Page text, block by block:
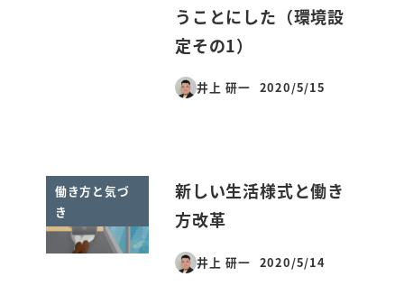
うことにした（環境設
定その1）
井上 研一
投稿日
2020/5/15
働き方と気づ
き
新しい生活様式と働き
方改革
井上 研一
投稿日
2020/5/14